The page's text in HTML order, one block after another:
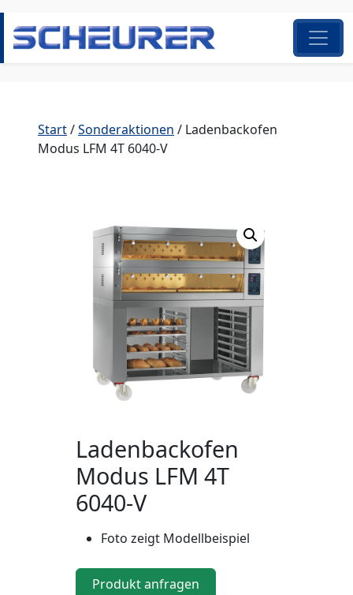
Hauptnavigation
Start/Sonderaktionen / Ladenbackofen
Modus LFM 4T 6040-V
Ladenbackofen
Modus LFM 4T
6040-V
Foto zeigt Modellbeispiel
Produkt anfragen